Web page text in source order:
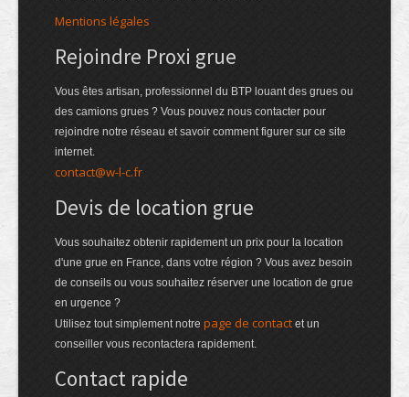
Mentions légales
Rejoindre Proxi grue
Vous êtes artisan, professionnel du BTP louant des grues ou
des camions grues ? Vous pouvez nous contacter pour
rejoindre notre réseau et savoir comment figurer sur ce site
internet.
contact@w-l-c.fr
Devis de location grue
Vous souhaitez obtenir rapidement un prix pour la location
d'une grue en France, dans votre région ? Vous avez besoin
de conseils ou vous souhaitez réserver une location de grue
en urgence ?
Utilisez tout simplement notre page de contact et un
conseiller vous recontactera rapidement.
Contact rapide